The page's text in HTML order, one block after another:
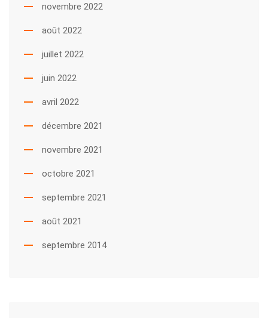
novembre 2022
août 2022
juillet 2022
juin 2022
avril 2022
décembre 2021
novembre 2021
octobre 2021
septembre 2021
août 2021
septembre 2014